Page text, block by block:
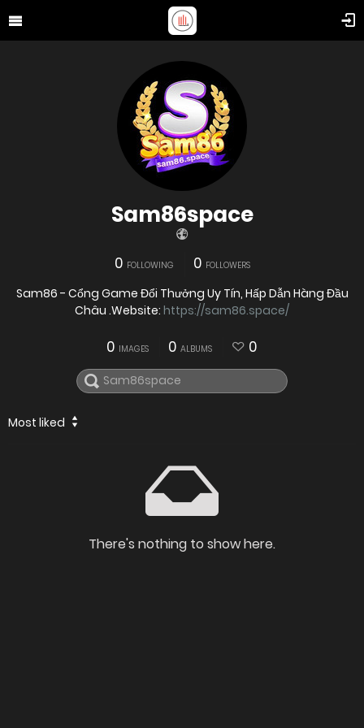
Sam86space
0 FOLLOWING 0 FOLLOWERS
Sam86 - Cổng Game Đổi Thưởng Uy Tín, Hấp Dẫn Hàng Đầu
Châu .Website: https://sam86.space/
0 IMAGES 0 ALBUMS 0
Most liked
There's nothing to show here.